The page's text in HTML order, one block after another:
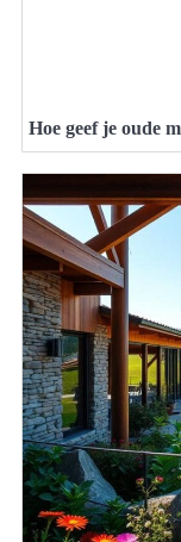
Hoe geef je oude